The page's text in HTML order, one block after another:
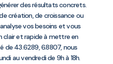
des résultats concrets.
création, de croissance ou
vos besoins et vous
clair et rapide à mettre en
de 43.6289, 6.8807, nous
au vendredi de 9h à 18h.